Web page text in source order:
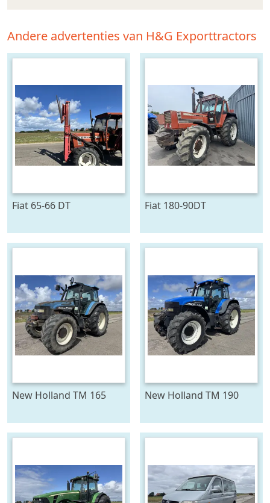
Andere advertenties van H&G Exporttractors
Fiat 65-66 DT Fiat 180-90DT
New Holland TM 165 New Holland TM 190